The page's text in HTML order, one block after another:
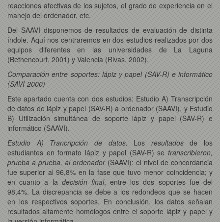
reacciones afectivas de los sujetos, el grado de experiencia en el
manejo del ordenador, etc.
Del SAAVI disponemos de resultados de evaluación de distinta
índole. Aquí nos centraremos en dos estudios realizados por dos
equipos diferentes en las universidades de La Laguna
(Bethencourt, 2001) y Valencia (Rivas, 2002).
Comparación entre soportes: lápiz y papel (SAV-R) e informático
(SAVI-2000)
Este apartado cuenta con dos estudios: Estudio A) Transcripción
de datos de lápiz y papel (SAV-R) a ordenador (SAAVI), y Estudio
B) Utilización simultánea de soporte lápiz y papel (SAV-R) e
informático (SAAVI).
Estudio A) Trancripción de datos. Los resultadosde los
estudiantes en formato lápiz y papel (SAV-R) se transcribieron,
prueba a prueba, al ordenador(SAAVI): el nivel de concordancia
fue superior al 96,8% en la fase que tuvo menor coincidencia; y
en cuanto a la decisión final, entre los dos soportes fue del
98,4%. La discrepancia se debe a los redondeos que se hacen
en los respectivos soportes. En conclusión, los datos señalan
resultados altamente homólogos entre el soporte lápiz y papel y